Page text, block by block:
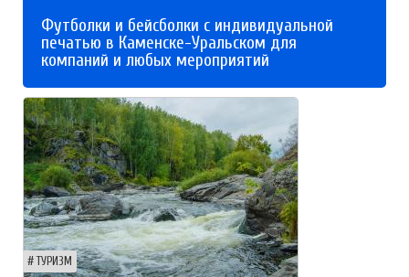
Футболки и бейсболки с индивидуальной
печатью в Каменске-Уральском для
компаний и любых мероприятий
ТУРИЗМ